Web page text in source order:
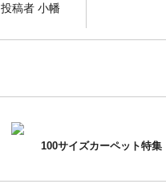
投稿者小幡
100サイズカーペット特集